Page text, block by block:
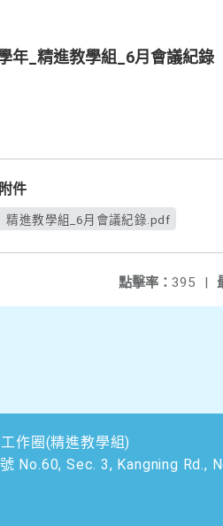
年_精進教學組_6月會議紀錄
件
精進教學組_6月會議紀錄.pdf
點擊率： 395 |
作圈(精進教學組)
No.60, Sec. 3, Kangning Rd.,